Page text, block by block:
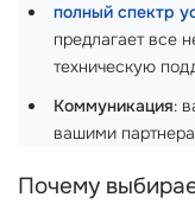
полный спектр
предлагает все
техническую
Коммуникация:
вашими
Почему